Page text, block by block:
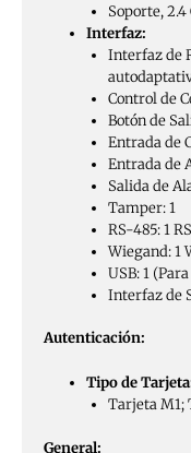
Soporte,
Interfaz:
Interfaz de
Control de
Botón de
Entrada de
Entrada de
Salida de
Tamper: 1
RS-485: 1
Wiegand: 1
USB: 1
Interfaz de
Autenticación:
Tipo de
Tarjeta M1;
General: